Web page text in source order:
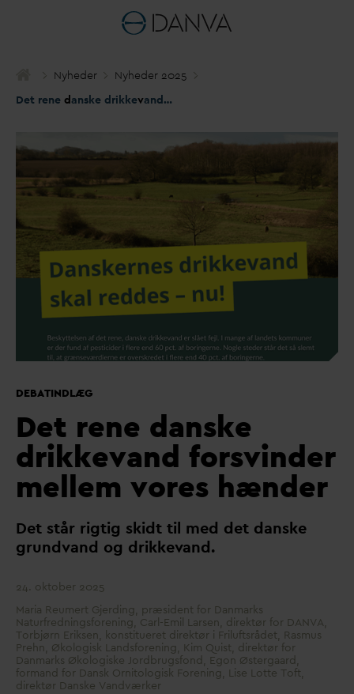
Nyheder
Nyheder 2025
Det rene danske drikkevand forsvinder mellem vores hænder
DEBATINDLÆG
Det rene danske
drikkevand forsvinder
mellem vores hænder
Det står rigtig skidt til med det danske
grundvand og drikkevand.
24. oktober 2025
Maria Reumert Gjerding, præsident for Danmarks
Naturfredningsforening, Carl-Emil Larsen, direktør for DANVA,
Torbjørn Eriksen, konstitueret direktør i Friluftsrådet, Rasmus
Prehn, Økologisk Landsforening, Kim Quist, direktør for
Danmarks Økologiske Jordbrugsfond, Egon Østergaard,
formand for Dansk Ornitologisk Forening, Lise Lotte Toft,
direktør Danske Vandværker